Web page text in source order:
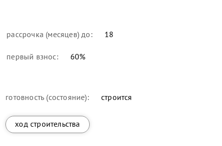
рассрочка (месяцев) до: 18
первый взнос: 60%
готовность (состояние): строится
ход строительства